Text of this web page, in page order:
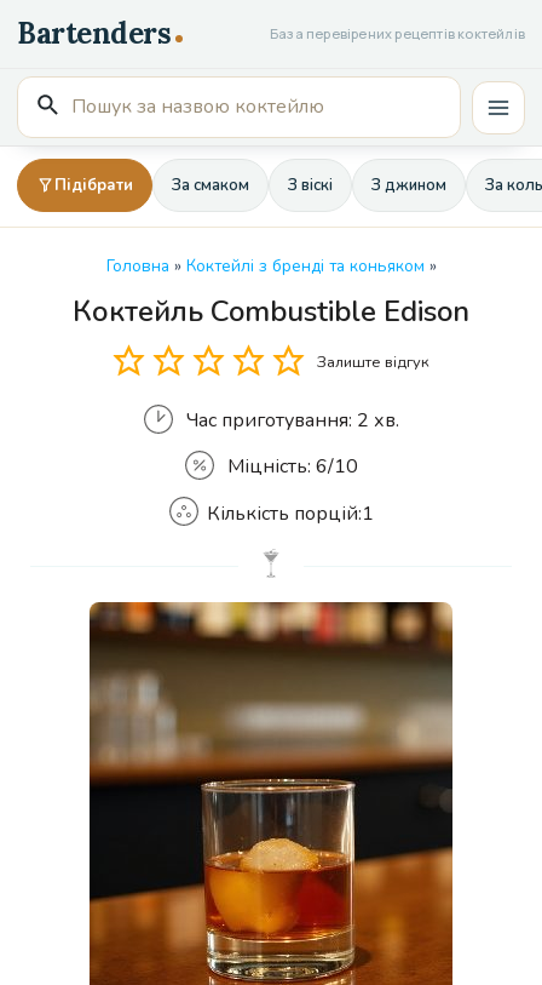
до
вмісту
База перевірених рецептів коктейлів
Пошук
для:
Підібрати За смаком З віскі З джином За
Головна » Коктейлі з бренді та коньяком »
Коктейль Combustible Edison
Залиште відгук
Час приготування: 2 хв.
Міцність: 6/10
Кількість
Кількість порцій:1